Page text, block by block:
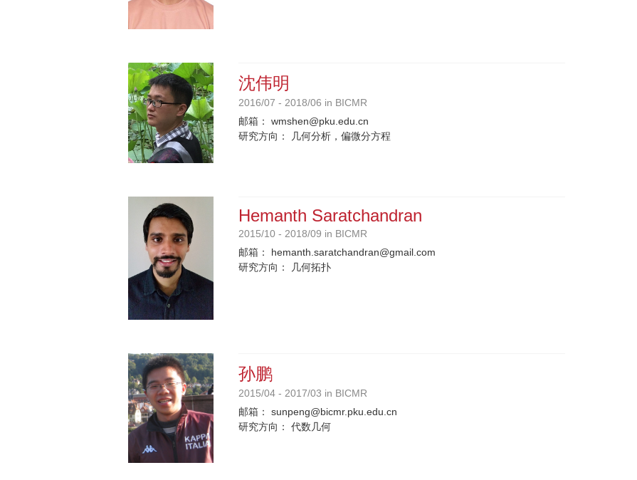
沈伟明
2016/07 - 2018/06 in BICMR
邮箱：
wmshen@pku.edu.cn
研究方向：
几何分析，偏微分方程
Hemanth Saratchandran
2015/10 - 2018/09 in BICMR
邮箱：
hemanth.saratchandran@gmail.com
研究方向：
几何拓扑
孙鹏
2015/04 - 2017/03 in BICMR
邮箱：
sunpeng@bicmr.pku.edu.cn
研究方向：
代数几何